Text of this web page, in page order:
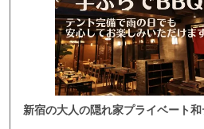
新宿の大人の隠れ家プライベート